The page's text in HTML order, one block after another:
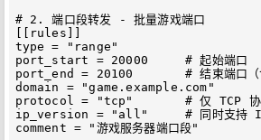
# 2. 端口段转发 - 批量游戏端口
[[rules]]
type = "range"
port_start = 20000     # 起始端口
port_end = 20100       # 结束端口（
domain = "game.example.com"
protocol = "tcp"       # 仅 TCP 协
ip_version = "all"     # 同时支持
comment = "游戏服务器端口段"